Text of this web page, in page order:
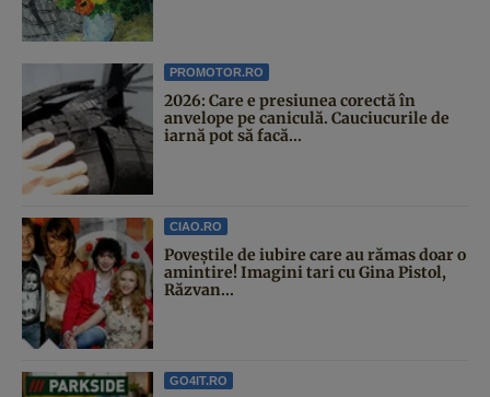
PROMOTOR.RO
2026: Care e presiunea corectă în
anvelope pe caniculă. Cauciucurile de
iarnă pot să facă...
CIAO.RO
Poveştile de iubire care au rămas doar o
amintire! Imagini tari cu Gina Pistol,
Răzvan...
GO4IT.RO